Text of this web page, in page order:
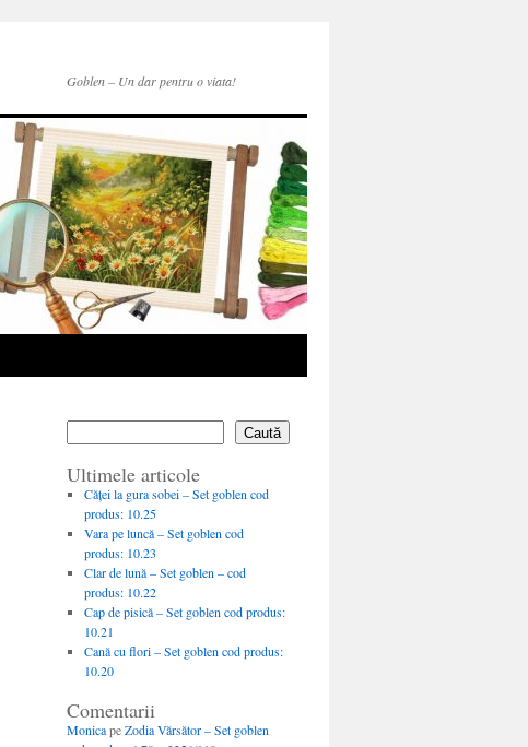
Goblen – Un dar pentru o viata!
Caută
Ultimele articole
Căţei la gura sobei – Set goblen cod
produs: 10.25
Vara pe luncă – Set goblen cod
produs: 10.23
Clar de lună – Set goblen – cod
produs: 10.22
Cap de pisică – Set goblen cod produs:
10.21
Cană cu flori – Set goblen cod produs:
10.20
Comentarii
MonicapeZodia Vărsător – Set goblen